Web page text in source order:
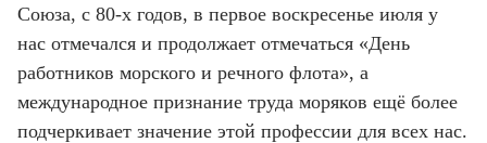
Союза, с 80-х годов, в первое воскресенье июля у
нас отмечался и продолжает отмечаться «День
работников морского и речного флота», а
международное признание труда моряков ещё более
подчеркивает значение этой профессии для всех нас.